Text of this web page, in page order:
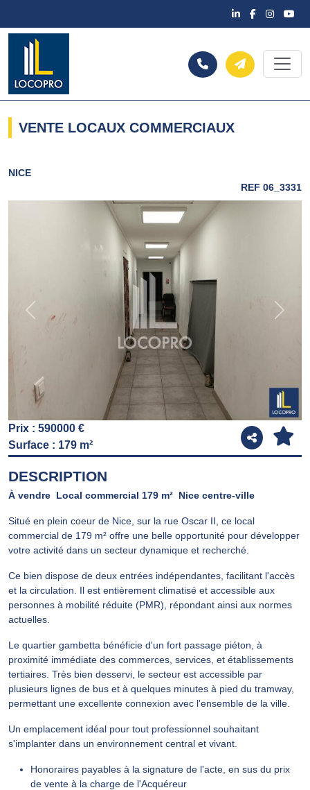
VENTE LOCAUX COMMERCIAUX
NICE
REF 06_3331
Previous Next
Prix : 590000 €
Surface : 179 m²
DESCRIPTION
À vendre  Local commercial 179 m²  Nice centre-ville
Situé en plein coeur de Nice, sur la rue Oscar II, ce local
commercial de 179 m² offre une belle opportunité pour développer
votre activité dans un secteur dynamique et recherché.
Ce bien dispose de deux entrées indépendantes, facilitant l'accès
et la circulation. Il est entièrement climatisé et accessible aux
personnes à mobilité réduite (PMR), répondant ainsi aux normes
actuelles.
Le quartier gambetta bénéficie d'un fort passage piéton, à
proximité immédiate des commerces, services, et établissements
tertiaires. Très bien desservi, le secteur est accessible par
plusieurs lignes de bus et à quelques minutes à pied du tramway,
permettant une excellente connexion avec l'ensemble de la ville.
Un emplacement idéal pour tout professionnel souhaitant
s'implanter dans un environnement central et vivant.
Honoraires payables à la signature de l'acte, en sus du prix
de vente à la charge de l'Acquéreur